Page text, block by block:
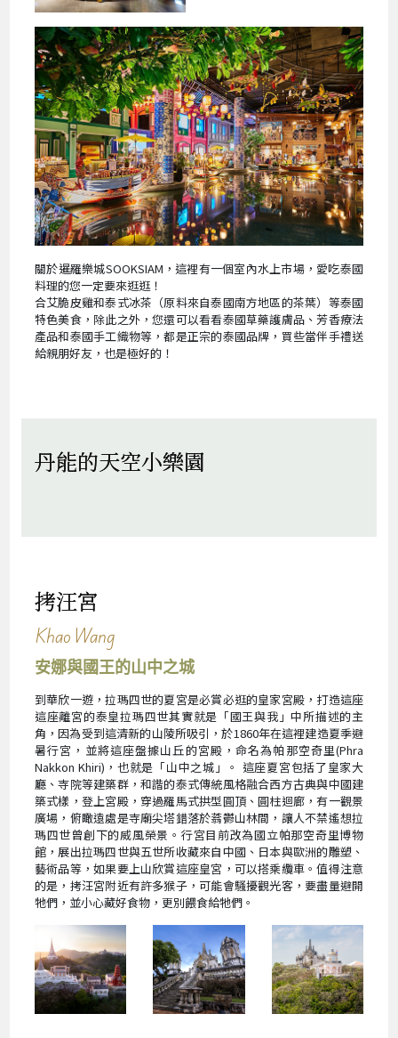
關於暹羅樂城SOOKSIAM，這裡有一個室內水上市場，愛吃泰國
料理的您一定要來逛逛！
合艾脆皮雞和泰式冰茶（原料來自泰國南方地區的茶葉）等泰國
特色美食，除此之外，您還可以看看泰國草藥護膚品、芳香療法
產品和泰國手工織物等，都是正宗的泰國品牌，買些當伴手禮送
給親朋好友，也是極好的！
丹能的天空小樂園
拷汪宮
Khao Wang
安娜與國王的山中之城
到華欣一遊，拉瑪四世的夏宮是必賞必逛的皇家宮殿，打造這座
這座離宮的泰皇拉瑪四世其實就是「國王與我」中所描述的主
角，因為受到這清新的山陵所吸引，於1860年在這裡建造夏季避
暑行宮，並將這座盤據山丘的宮殿，命名為帕那空奇里(Phra
Nakkon Khiri)，也就是「山中之城」。 這座夏宮包括了皇家大
廳、寺院等建築群，和諧的泰式傳統風格融合西方古典與中國建
築式樣，登上宮殿，穿過羅馬式拱型圓頂、圓柱迴廊，有一觀景
廣場，俯瞰遠處是寺廟尖塔錯落於蓊鬱山林間，讓人不禁遙想拉
瑪四世曾創下的威風榮景。行宮目前改為國立帕那空奇里博物
館，展出拉瑪四世與五世所收藏來自中國、日本與歐洲的雕塑、
藝術品等，如果要上山欣賞這座皇宮，可以搭乘纜車。值得注意
的是，拷汪宮附近有許多猴子，可能會騷擾觀光客，要盡量避開
牠們，並小心藏好食物，更別餵食給牠們。